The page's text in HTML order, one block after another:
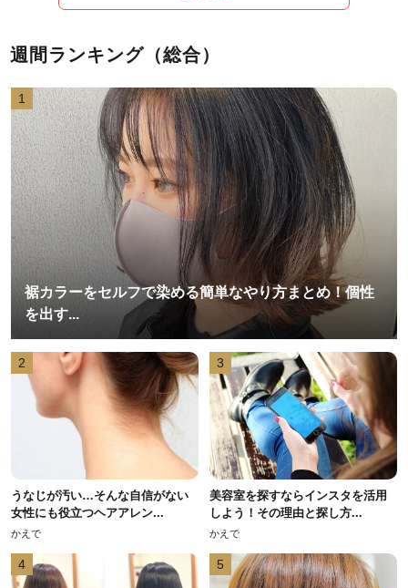
週間ランキング（総合）
1
裾カラーをセルフで染める簡単なやり方まとめ！個性
を出す...
2
うなじが汚い…そんな自信がない
女性にも役立つヘアアレン...
かえで
3
美容室を探すならインスタを活用
しよう！その理由と探し方...
かえで
4 5